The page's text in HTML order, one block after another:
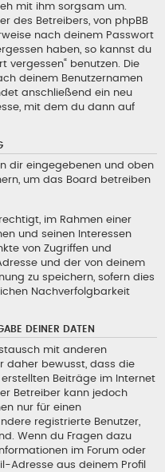
mit ihm sorgsam um.
des Betreibers, von phpBB
nach deinem Passwort
haben, so kannst du
vergessen“ benutzen. Die
deinem Benutzernamen
anschließend ein neu
mit dem du dann auf
dir eingegebenen und oben
um das Board betreiben
im Rahmen einer
und seinen Interessen
von Zugriffen und
und der von deinem
zu speichern, sofern dies
Nachverfolgbarkeit
DEINER DATEN
mit anderen
daher bewusst, dass die
Beiträge im Internet
Betreiber kann jedoch
nur für einen
registrierte Benutzer,
Wenn du Fragen dazu
im Forum oder
Adresse aus deinem Profil